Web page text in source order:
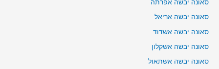
סאונה יבשה אפרתה
סאונה יבשה אריאל
סאונה יבשה אשדוד
סאונה יבשה אשקלון
סאונה יבשה אשתאול